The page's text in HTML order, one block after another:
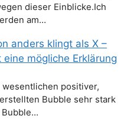
dieser Einblicke.Ich
am…
anders klingt als X –
mögliche Erklärung
wesentlichen positiver,
Bubble sehr stark
Bubble…